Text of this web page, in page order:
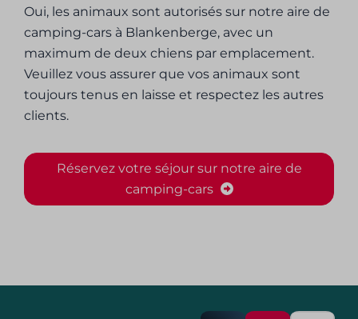
Oui, les animaux sont autorisés sur notre aire de
camping-cars à Blankenberge, avec un
maximum de deux chiens par emplacement.
Veuillez vous assurer que vos animaux sont
toujours tenus en laisse et respectez les autres
clients.
Réservez votre séjour sur notre aire de
camping-cars